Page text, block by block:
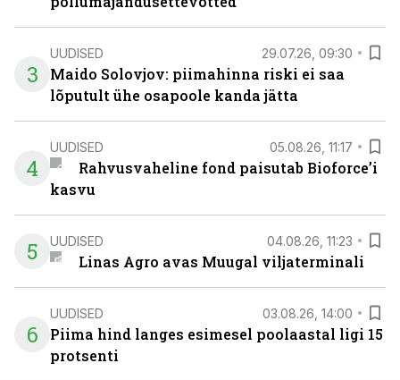
3
UUDISED 29.07.26, 09:30
Maido Solovjov: piimahinna riski ei saa
lõputult ühe osapoole kanda jätta
4
UUDISED 05.08.26, 11:17
Rahvusvaheline fond paisutab Bioforce’i
kasvu
5 UUDISED 04.08.26, 11:23
Linas Agro avas Muugal viljaterminali
6
UUDISED 03.08.26, 14:00
Piima hind langes esimesel poolaastal ligi 15
protsenti